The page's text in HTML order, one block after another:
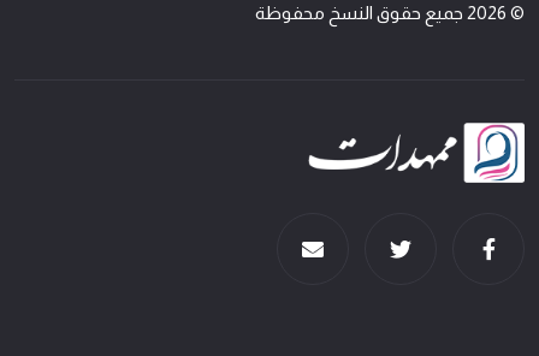
© 2026 جميع حقوق النسخ محفوظة